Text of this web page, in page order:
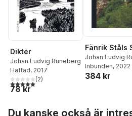
Dikter
Johan Ludvig Runeberg
Häftad, 2017
5,0utav 5 stjärnor. Totalt antal röster:
(2)
78 kr
Fänrik Ståls
Johan Ludvig
Inbunden, 2022
384 kr
Du kanske också är